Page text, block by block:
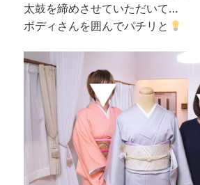
太鼓を締めさせていただいて…
ボディさんを囲んでパチリと